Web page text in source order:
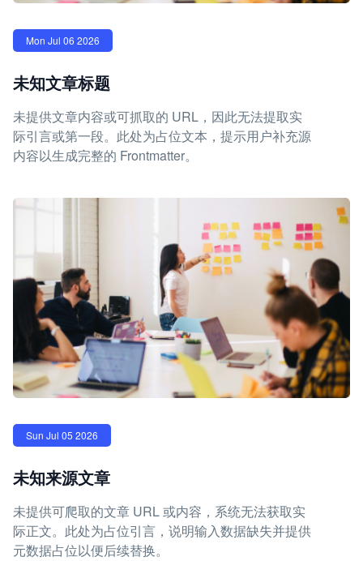
Mon Jul 06 2026
未知文章标题
未提供文章内容或可抓取的 URL，因此无法提取实
际引言或第一段。此处为占位文本，提示用户补充源
内容以生成完整的 Frontmatter。
Sun Jul 05 2026
未知来源文章
未提供可爬取的文章 URL 或内容，系统无法获取实
际正文。此处为占位引言，说明输入数据缺失并提供
元数据占位以便后续替换。